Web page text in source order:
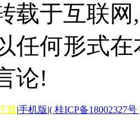
载于互联
任何形式
论!
载|手机版|( 桂ICP备18002327号